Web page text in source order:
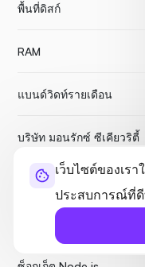
เว็บไซต์ของเร
ประสบการณ์ที่
พื้นที่ดิสก์
RAM
แบนด์วิดท์รายเดือน
บริษัท มอนรักซ์ ซีเคียวริตี้
ภาพรวม